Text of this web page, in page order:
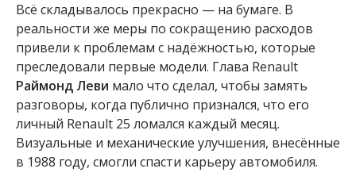
Всё складывалось прекрасно — на бумаге. В
реальности же меры по сокращению расходов
привели к проблемам с надёжностью, которые
преследовали первые модели. Глава Renault
Раймонд Леви мало что сделал, чтобы замять
разговоры, когда публично признался, что его
личный Renault 25 ломался каждый месяц.
Визуальные и механические улучшения, внесённые
в 1988 году, смогли спасти карьеру автомобиля.